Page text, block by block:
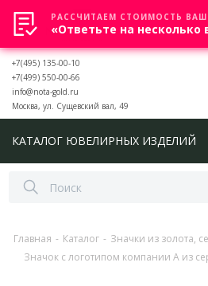
+7(495) 135-00-10
+7(499) 550-00-66
info@nota-gold.ru
Москва, ул. Сущевский вал, 49
КАТАЛОГ ЮВЕЛИРНЫХ ИЗДЕЛИЙ
Главная - Каталог - Значки из золота,
Значок с логотипом компании А из
РАССЧИТАЕМ СТОИМОСТЬ
«Ответьте на несколько